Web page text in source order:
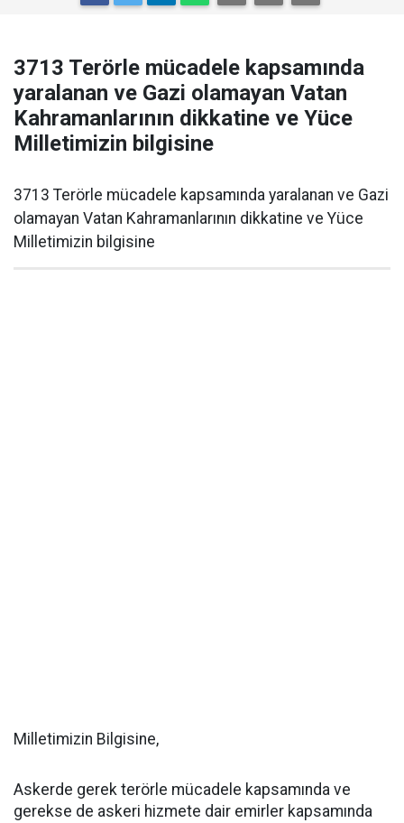
3713 Terörle mücadele kapsamında
yaralanan ve Gazi olamayan Vatan
Kahramanlarının dikkatine ve Yüce
Milletimizin bilgisine
3713 Terörle mücadele kapsamında yaralanan ve Gazi
olamayan Vatan Kahramanlarının dikkatine ve Yüce
Milletimizin bilgisine
Milletimizin Bilgisine,
Askerde gerek terörle mücadele kapsamında ve
gerekse de askeri hizmete dair emirler kapsamında